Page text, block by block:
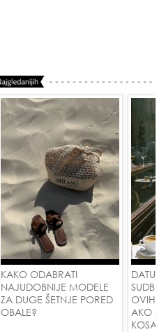
KAKO ODABRATI
NAJUDOBNIJE MODELE
ZA DUGE ŠETNJE PORED
OBALE?
OVIH
AKO
KOSA